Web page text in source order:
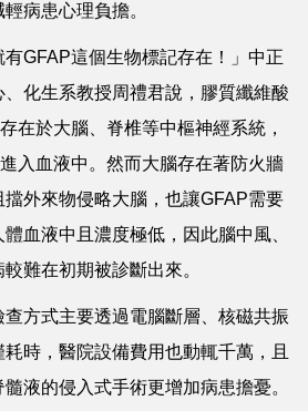
病患心理負擔。
GFAP這個生物標記存在！」中正
化生系教授周禮君說，膠質纖維酸
在於大腦、脊椎等中樞神經系統，
入血液中。然而大腦存在著防火牆
外來物侵略大腦，也讓GFAP需要
血液中且濃度極低，因此腦中風、
難在初期被診斷出來。
方式主要透過電腦斷層、核磁共振
時，醫院設備費用也動輒千萬，且
液的侵入式手術更增加病患擔憂。